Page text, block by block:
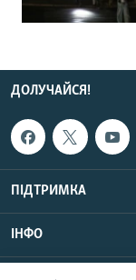
ДОЛУЧАЙСЯ!
ПІДТРИМКА
ІНФО